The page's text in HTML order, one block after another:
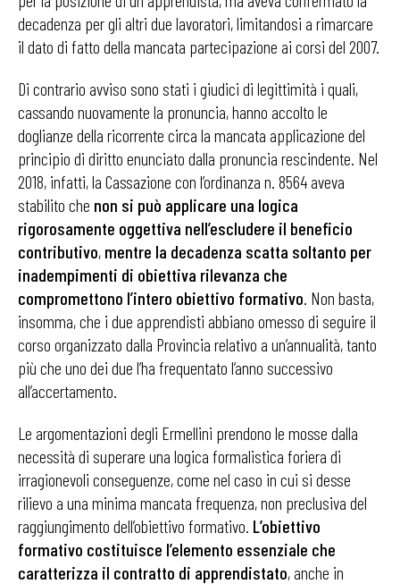
decadenza per gli altri due lavoratori, limitandosi a rimarcare
il dato di fatto della mancata partecipazione ai corsi del 2007.
Di contrario avviso sono stati i giudici di legittimità i quali,
cassando nuovamente la pronuncia, hanno accolto le
doglianze della ricorrente circa la mancata applicazione del
principio di diritto enunciato dalla pronuncia rescindente. Nel
2018, infatti, la Cassazione con l’ordinanza n. 8564 aveva
stabilito che non si può applicare una logica
rigorosamente oggettiva nell’escludere il beneficio
contributivo, mentre la decadenza scatta soltanto per
inadempimenti di obiettiva rilevanza che
compromettono l’intero obiettivo formativo. Non basta,
insomma, che i due apprendisti abbiano omesso di seguire il
corso organizzato dalla Provincia relativo a un’annualità, tanto
più che uno dei due l’ha frequentato l’anno successivo
all’accertamento.
Le argomentazioni degli Ermellini prendono le mosse dalla
necessità di superare una logica formalistica foriera di
irragionevoli conseguenze, come nel caso in cui si desse
rilievo a una minima mancata frequenza, non preclusiva del
raggiungimento dell’obiettivo formativo. L’obiettivo
formativo costituisce l’elemento essenziale che
caratterizza il contratto di apprendistato, anche in